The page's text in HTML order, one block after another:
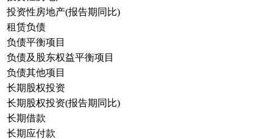
投资性房地产(报告期同比)
租赁负债
负债平衡项目
负债及股东权益平衡项目
负债其他项目
长期股权投资
长期股权投资(报告期同比)
长期借款
长期应付款